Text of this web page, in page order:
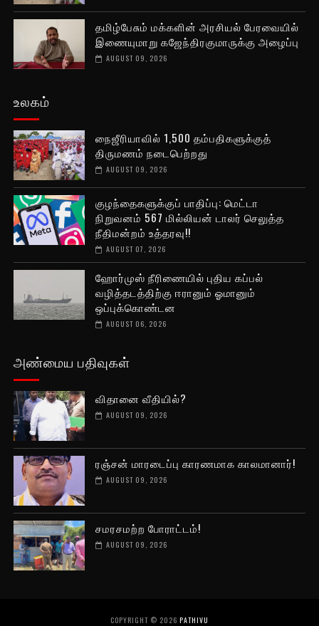
தமிழ்பேசும் மக்களின் அரசியல் பேரவையில்
இணையுமாறு கஜேந்திரகுமாருக்கு அழைப்பு
AUGUST 09, 2026
உலகம்
நைஜீரியாவில் 1,500 தம்பதிகளுக்குத்
திருமணம் நடைபெற்றது
AUGUST 09, 2026
குழந்தைகளுக்குப் பாதிப்பு: மெட்டா
நிறுவனம் 567 மில்லியன் டாலர் செலுத்த
நீதிமன்றம் உத்தரவு!!
AUGUST 07, 2026
ஹோர்முஸ் நீரிணையில் புதிய கப்பல்
வழித்தடத்திற்கு ஈரானும் ஓமானும்
ஒப்புக்கொண்டன
AUGUST 06, 2026
அண்மைய பதிவுகள்
விதானை வீதியில்?
AUGUST 09, 2026
ரஞ்சன் மாரடைப்பு காரணமாக காலமானார்!
AUGUST 09, 2026
சமரசமற்ற போராட்டம்!
AUGUST 09, 2026
COPYRIGHT © 2026 PATHIVU